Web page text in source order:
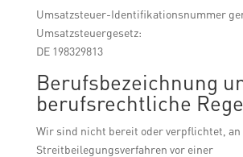
Umsatzsteuer-Identifikationsnummer
Umsatzsteuergesetz:
DE 198329813
Berufsbezeichnung
berufsrechtliche
Wir sind nicht bereit oder verpflichtet, an
Streitbeilegungsverfahren vor einer